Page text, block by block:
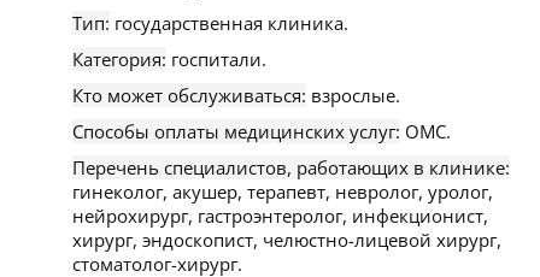
Тип: государственная клиника.
Категория: госпитали.
Кто может обслуживаться: взрослые.
Способы оплаты медицинских услуг: ОМС.
Перечень специалистов, работающих в клинике:
гинеколог, акушер, терапевт, невролог, уролог,
нейрохирург, гастроэнтеролог, инфекционист,
хирург, эндоскопист, челюстно-лицевой хирург,
стоматолог-хирург.